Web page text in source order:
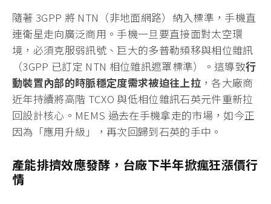
隨著 3GPP 將 NTN（非地面網路）納入標準，手機直
連衛星走向廣泛商用。手機一旦要直接面對太空環
境，必須克服弱訊號、巨大的多普勒頻移與相位雜訊
（3GPP 已訂定 NTN 相位雜訊遮罩標準）。這導致行
動裝置內部的時脈穩定度需求被迫往上拉 ，各大廠商
近年持續將高階 TCXO 與低相位雜訊石英元件重新拉
回設計核心。MEMS 過去在手機拿走的市場，如今正
因為「應用升級」，再次回歸到石英的手中。
產能排擠效應發酵，台廠下半年掀瘋狂漲價行
情